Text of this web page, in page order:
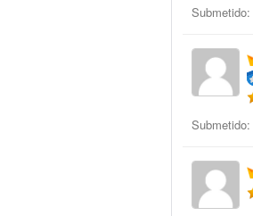
Submetido:
Submetido: